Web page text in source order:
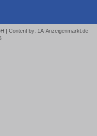
| Content by: 1A-Anzeigenmarkt.de